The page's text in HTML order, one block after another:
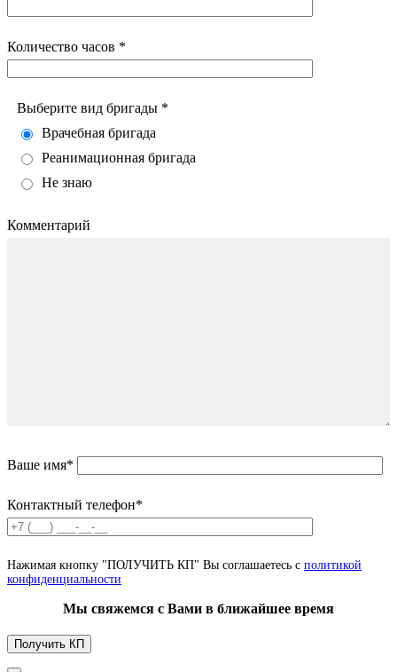
Количество часов *
Выберите вид бригады *
Врачебная бригада
Реанимационная бригада
Не знаю
Комментарий
Ваше имя*
Контактный телефон*
Нажимая кнопку "ПОЛУЧИТЬ КП" Вы соглашаетесь с политикой
конфиденциальности
Мы свяжемся с Вами в ближайшее время